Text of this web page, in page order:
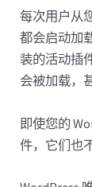
每次用户从
都会启动加
装的活动插
会被加载，
即使您的
件，它们也